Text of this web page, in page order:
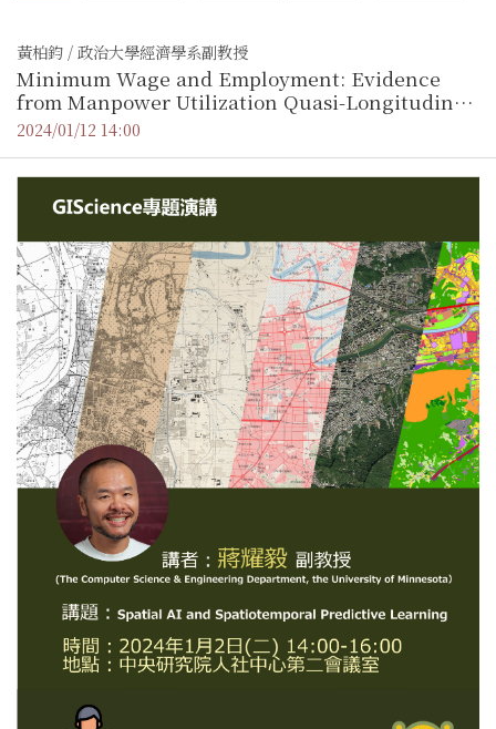
黃柏鈞 / 政治大學經濟學系副教授
Minimum Wage and Employment: Evidence
from Manpower Utilization Quasi-Longitudinal
Survey
2024/01/12 14:00